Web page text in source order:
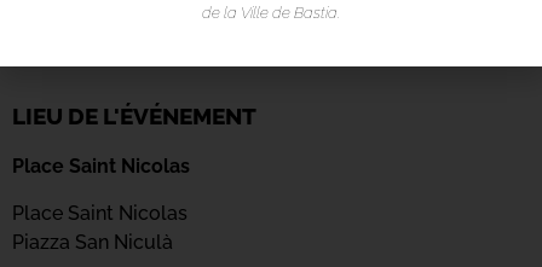
LIEU DE L'ÉVÉNEMENT
Place Saint Nicolas
Place Saint Nicolas
Piazza San Niculà
de la Ville de Bastia.